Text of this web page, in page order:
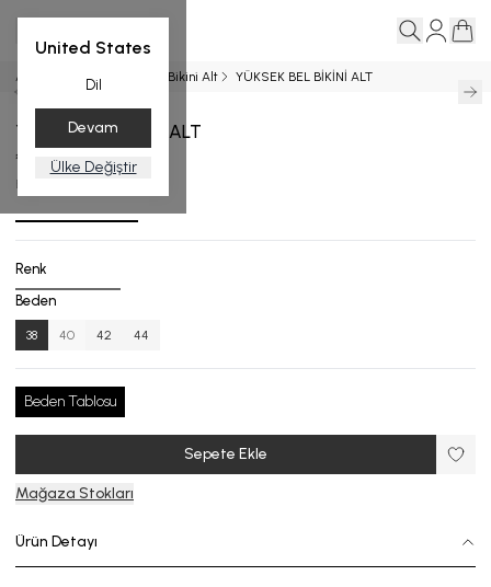
United States
Dil
Devam
Ülke Değiştir
Ana Sayfa BİKİNİ ALT Bikini Alt YÜKSEK BEL BİKİNİ ALT
YÜKSEK BEL BİKİNİ ALT
₺ 3,999.00
BA.4519-25_R132_38
Renk
Beden
38 40 42 44
Beden Tablosu
Sepete Ekle
Mağaza Stokları
Ürün Detayı